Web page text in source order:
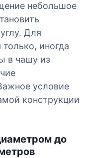
небольшое
Для
иногда
в чашу из
условие
конструкции
до